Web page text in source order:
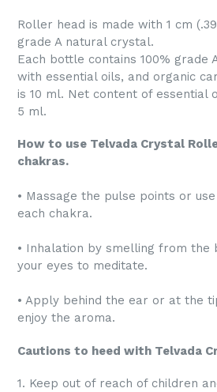
Roller head is made with 1 cm
grade A natural crystal.
Each bottle contains 100% grade
with essential oils, and organic
is 10 ml. Net content of essential
5 ml.
How to use Telvada Crystal
chakras.
• Massage the pulse points or
each chakra.
• Inhalation by smelling from the
your eyes to meditate.
• Apply behind the ear or at the
enjoy the aroma.
Cautions to heed with Telvada
1. Keep out of reach of children